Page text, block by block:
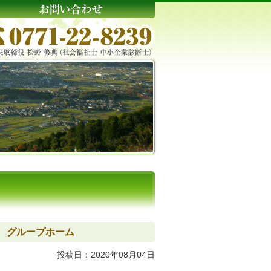
グループホーム
投稿日：2020年08月04日